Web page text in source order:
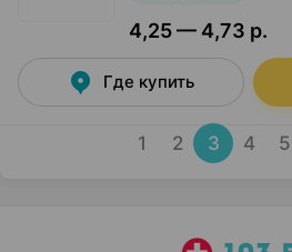
4,25 — 4,73 р.
Где купить
1 2 3 4 5